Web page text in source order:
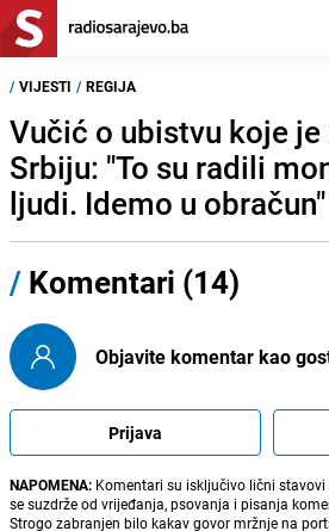
/ VIJESTI / REGIJA
Vučić o ubistvu koje
Srbiju: "To su radili
ljudi. Idemo u obračun"
/ Komentari (14)
Objavite komentar kao
Prijava
NAPOMENA: Komentari su isključivo lični
se suzdrže od vrijeđanja, psovanja i pisanja
Strogo zabranjen bilo kakav govor mržnje na